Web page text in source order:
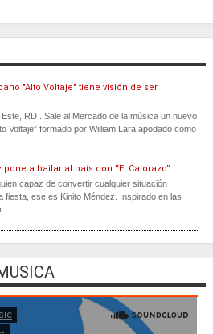
"Alto Voltaje" tiene visión de ser
RD . Sale al Mercado de la música un nuevo
Voltaje” formado por William Lara apodado como
pone a bailar al país con “El Calorazo”
capaz de convertir cualquier situación
fiesta, ese es Kinito Méndez. Inspirado en las